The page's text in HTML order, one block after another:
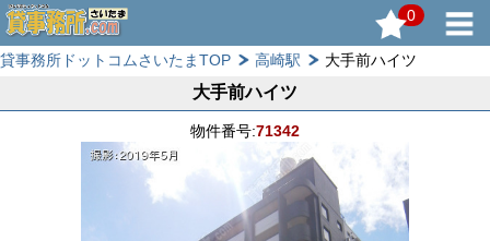
0
貸事務所ドットコムさいたまTOP 高崎駅 大手前ハイツ
大手前ハイツ
物件番号:71342